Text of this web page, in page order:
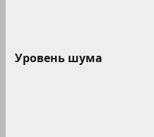
Уровень шума